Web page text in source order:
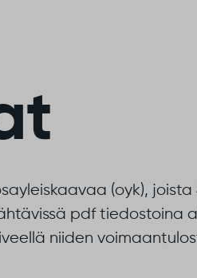
(oyk), joista
pdf tiedostoina
niiden